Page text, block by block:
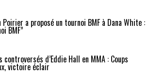
Poirier a proposé un tournoi BMF à Dana White :
BMF”
controversés d’Eddie Hall en MMA : Coups
victoire éclair